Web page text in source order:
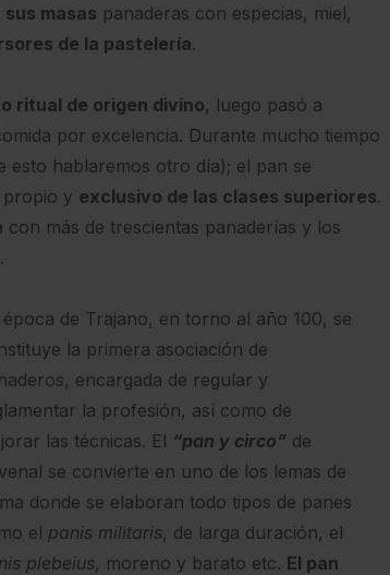
masas panaderas con especias, miel,
de la pastelería.
ritual de origen divino, luego pasó a
por excelencia. Durante mucho tiempo
esto hablaremos otro día); el pan se
y exclusivo de las clases superiores.
más de trescientas panaderías y los
época de Trajano, en torno al año 100, se
la primera asociación de
encargada de regular y
la profesión, así como de
las técnicas. El “pan y circo”de
se convierte en uno de los lemas de
donde se elaboran todo tipos de panes
el panis militaris, de larga duración, el
plebeius, moreno y barato etc. El pan